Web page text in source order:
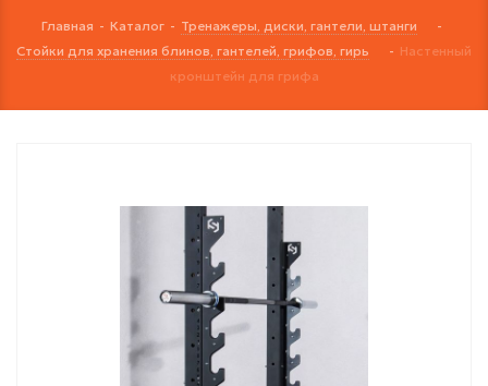
Главная - Каталог - Тренажеры, диски, гантели, штанги
-
Стойки для хранения блинов, гантелей, грифов, гирь
- Настенный
кронштейн для грифа